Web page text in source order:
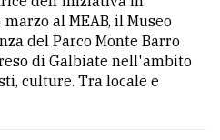
al MEAB, il Museo
del Parco Monte Barro
di Galbiate nell'ambito
culture. Tra locale e